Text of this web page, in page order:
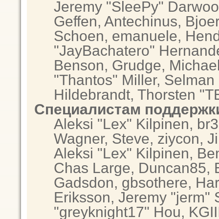
Jeremy "SleePy"
Geffen, Antechinus,
Schoen, emanuele,
"JayBachatero"
Benson, Grudge,
"Thantos" Miller,
Hildebrandt, Thorsten
Специалистам
Aleksi "Lex" Kilpinen,
Wagner, Steve, ziycon,
Aleksi "Lex" Kilpinen,
Chas Large, Duncan85,
Gadsdon, gbsothere,
Eriksson, Jeremy "jerm"
"greyknight17" Hou,